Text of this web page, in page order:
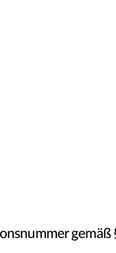
gemäß